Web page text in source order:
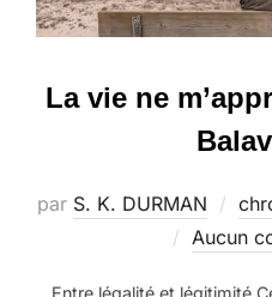
La vie ne
par S. K. DURMAN
Aucun